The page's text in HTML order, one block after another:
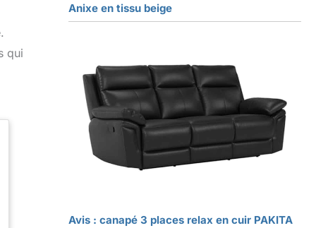
qui
Anixe en tissu beige
Avis : canapé 3 places relax en cuir PAKITA